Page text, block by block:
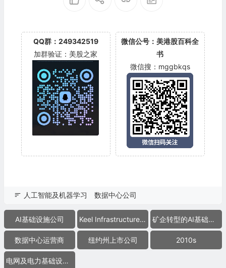
QQ群：249342519
加群验证：美股之家
微信公号：美港股百科全
书
微信搜：mggbkqs
人工智能及机器学习 数据中心公司
AI基础设施公司 Keel Infrastructure Corp. 矿企转型的AI基础设施公司
数据中心运营商 纽约州上市公司 2010s
电网及电力基础设施公司